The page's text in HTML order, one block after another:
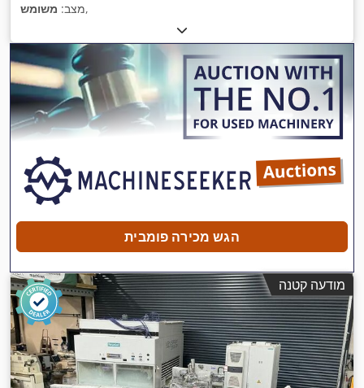
מצב: משומש ,
הגש מכירה פומבית
מודעה קטנה